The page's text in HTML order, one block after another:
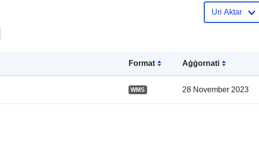
Format Aġġornati
WMS 28 November 2023
Uri Aktar